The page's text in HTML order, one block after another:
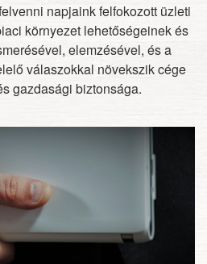
napjaink felfokozott üzleti
környezet lehetőségeinek és
elemzésével, és a
válaszokkal növekszik cége
gazdasági biztonsága.